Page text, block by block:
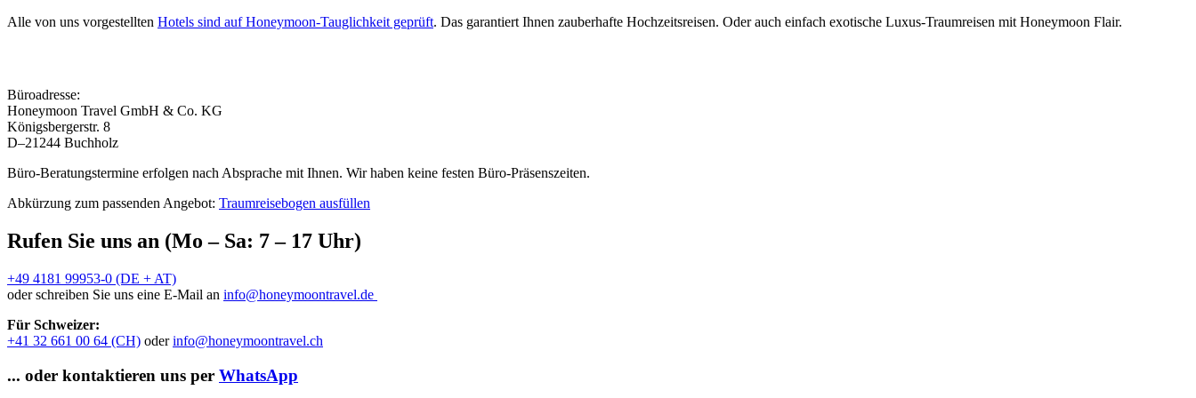
Alle von uns vorgestellten Hotels sind auf Honeymoon-Tauglichkeit geprüft. Das garantiert Ihnen zauberhafte Hochzeitsreisen. Oder auch einfach exotische Luxus-Traumreisen mit Honeymoon Flair.
Büroadresse:
Honeymoon Travel GmbH & Co. KG
Königsbergerstr. 8
D–21244 Buchholz
Büro-Beratungstermine erfolgen nach Absprache mit Ihnen. Wir haben keine festen Büro-Präsenszeiten.
Abkürzung zum passenden Angebot: Traumreisebogen ausfüllen
Rufen Sie uns an (Mo – Sa: 7 – 17 Uhr)
+49 4181 99953-0 (DE + AT)
oder schreiben Sie uns eine E-Mail an info@honeymoontravel.de
Für Schweizer:
+41 32 661 00 64 (CH) oderinfo@honeymoontravel.ch
... oder kontaktieren uns per WhatsApp